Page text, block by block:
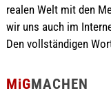
realen Welt mit den
wir uns auch im
Den vollständigen
MiGMACHEN